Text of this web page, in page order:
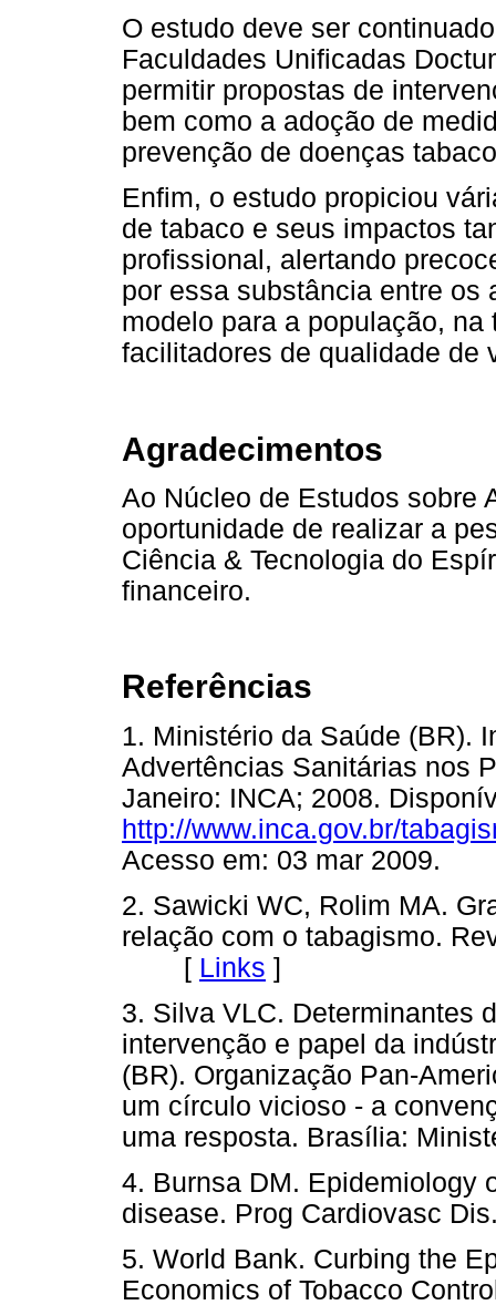
O estudo deve ser
Faculdades Unificadas
permitir propostas de
bem como a adoção de
prevenção de doenças
Enfim, o estudo propiciou
de tabaco e seus impactos
profissional, alertando
por essa substância entre os
modelo para a população,
facilitadores de qualidade de
Agradecimentos
Ao Núcleo de Estudos sobre
oportunidade de realizar a
Ciência & Tecnologia do
financeiro.
Referências
1. Ministério da Saúde (BR).
Advertências Sanitárias nos
Janeiro: INCA; 2008.
http://www.inca.gov.br/
Acesso em: 03 mar
2. Sawicki WC, Rolim MA.
relação com o tabagismo.
[ Links ]
3. Silva VLC. Determinantes
intervenção e papel da
(BR). Organização Pan-
um círculo vicioso - a
uma resposta. Brasília:
4. Burnsa DM. Epidemiology
disease. Prog Cardiovasc
5. World Bank. Curbing the
Economics of Tobacco